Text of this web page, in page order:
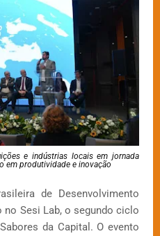
e indústrias locais em jornada
em produtividade e inovação
de Desenvolvimento
no Sesi Lab, o segundo ciclo
da Capital. O evento